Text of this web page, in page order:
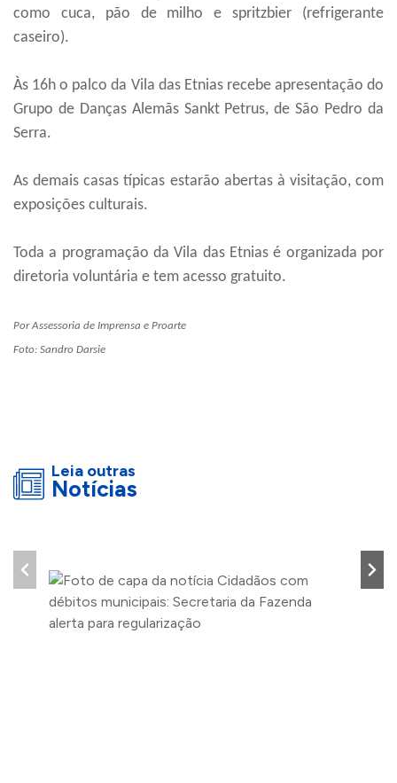
como cuca, pão de milho e spritzbier (refrigerante
caseiro).
Às 16h o palco da Vila das Etnias recebe apresentação do
Grupo de Danças Alemãs Sankt Petrus, de São Pedro da
Serra.
As demais casas típicas estarão abertas à visitação, com
exposições culturais.
Toda a programação da Vila das Etnias é organizada por
diretoria voluntária e tem acesso gratuito.
Por Assessoria de Imprensa e Proarte
Foto: Sandro Darsie
Leia outras
Notícias